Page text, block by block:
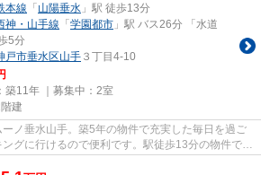
本線 「 山陽垂水 」駅 徒歩13分
神・山手線 「 学園都市 」駅 バス26分 「水道
5分
戸市垂水区山手 ３丁目4-10
築11年 ｜募集中： 2室
建
ノ垂水山手。築5年の物件で充実した毎日を過ご
グに行けるので便利です。駅徒歩13分の物件で
賃...